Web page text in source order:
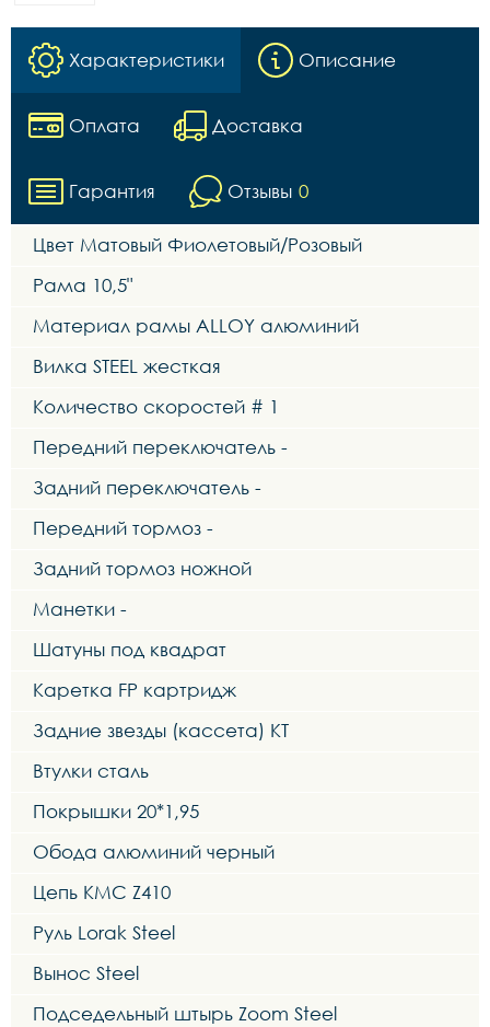
Характеристики Описание
Оплата Доставка
Гарантия Отзывы 0
Цвет Матовый Фиолетовый/Розовый
Рама 10,5"
Материал рамы ALLOY алюминий
Вилка STEEL жесткая
Количество скоростей # 1
Передний переключатель -
Задний переключатель -
Передний тормоз -
Задний тормоз ножной
Манетки -
Шатуны под квадрат
Каретка FP картридж
Задние звезды (кассета) KT
Втулки сталь
Покрышки 20*1,95
Обода алюминий черный
Цепь KMC Z410
Руль Lorak Steel
Вынос Steel
Подседельный штырь Zoom Steel